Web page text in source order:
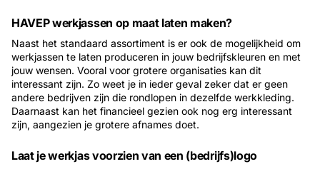
HAVEP werkjassen op maat laten maken?
Naast het standaard assortiment is er ook de mogelijkheid om
werkjassen te laten produceren in jouw bedrijfskleuren en met
jouw wensen. Vooral voor grotere organisaties kan dit
interessant zijn. Zo weet je in ieder geval zeker dat er geen
andere bedrijven zijn die rondlopen in dezelfde werkkleding.
Daarnaast kan het financieel gezien ook nog erg interessant
zijn, aangezien je grotere afnames doet.
Laat je werkjas voorzien van een (bedrijfs)logo